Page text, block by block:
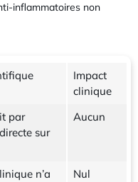
inflammatoires non
Impact
clinique
par
sur
Aucun
n’a
Nul